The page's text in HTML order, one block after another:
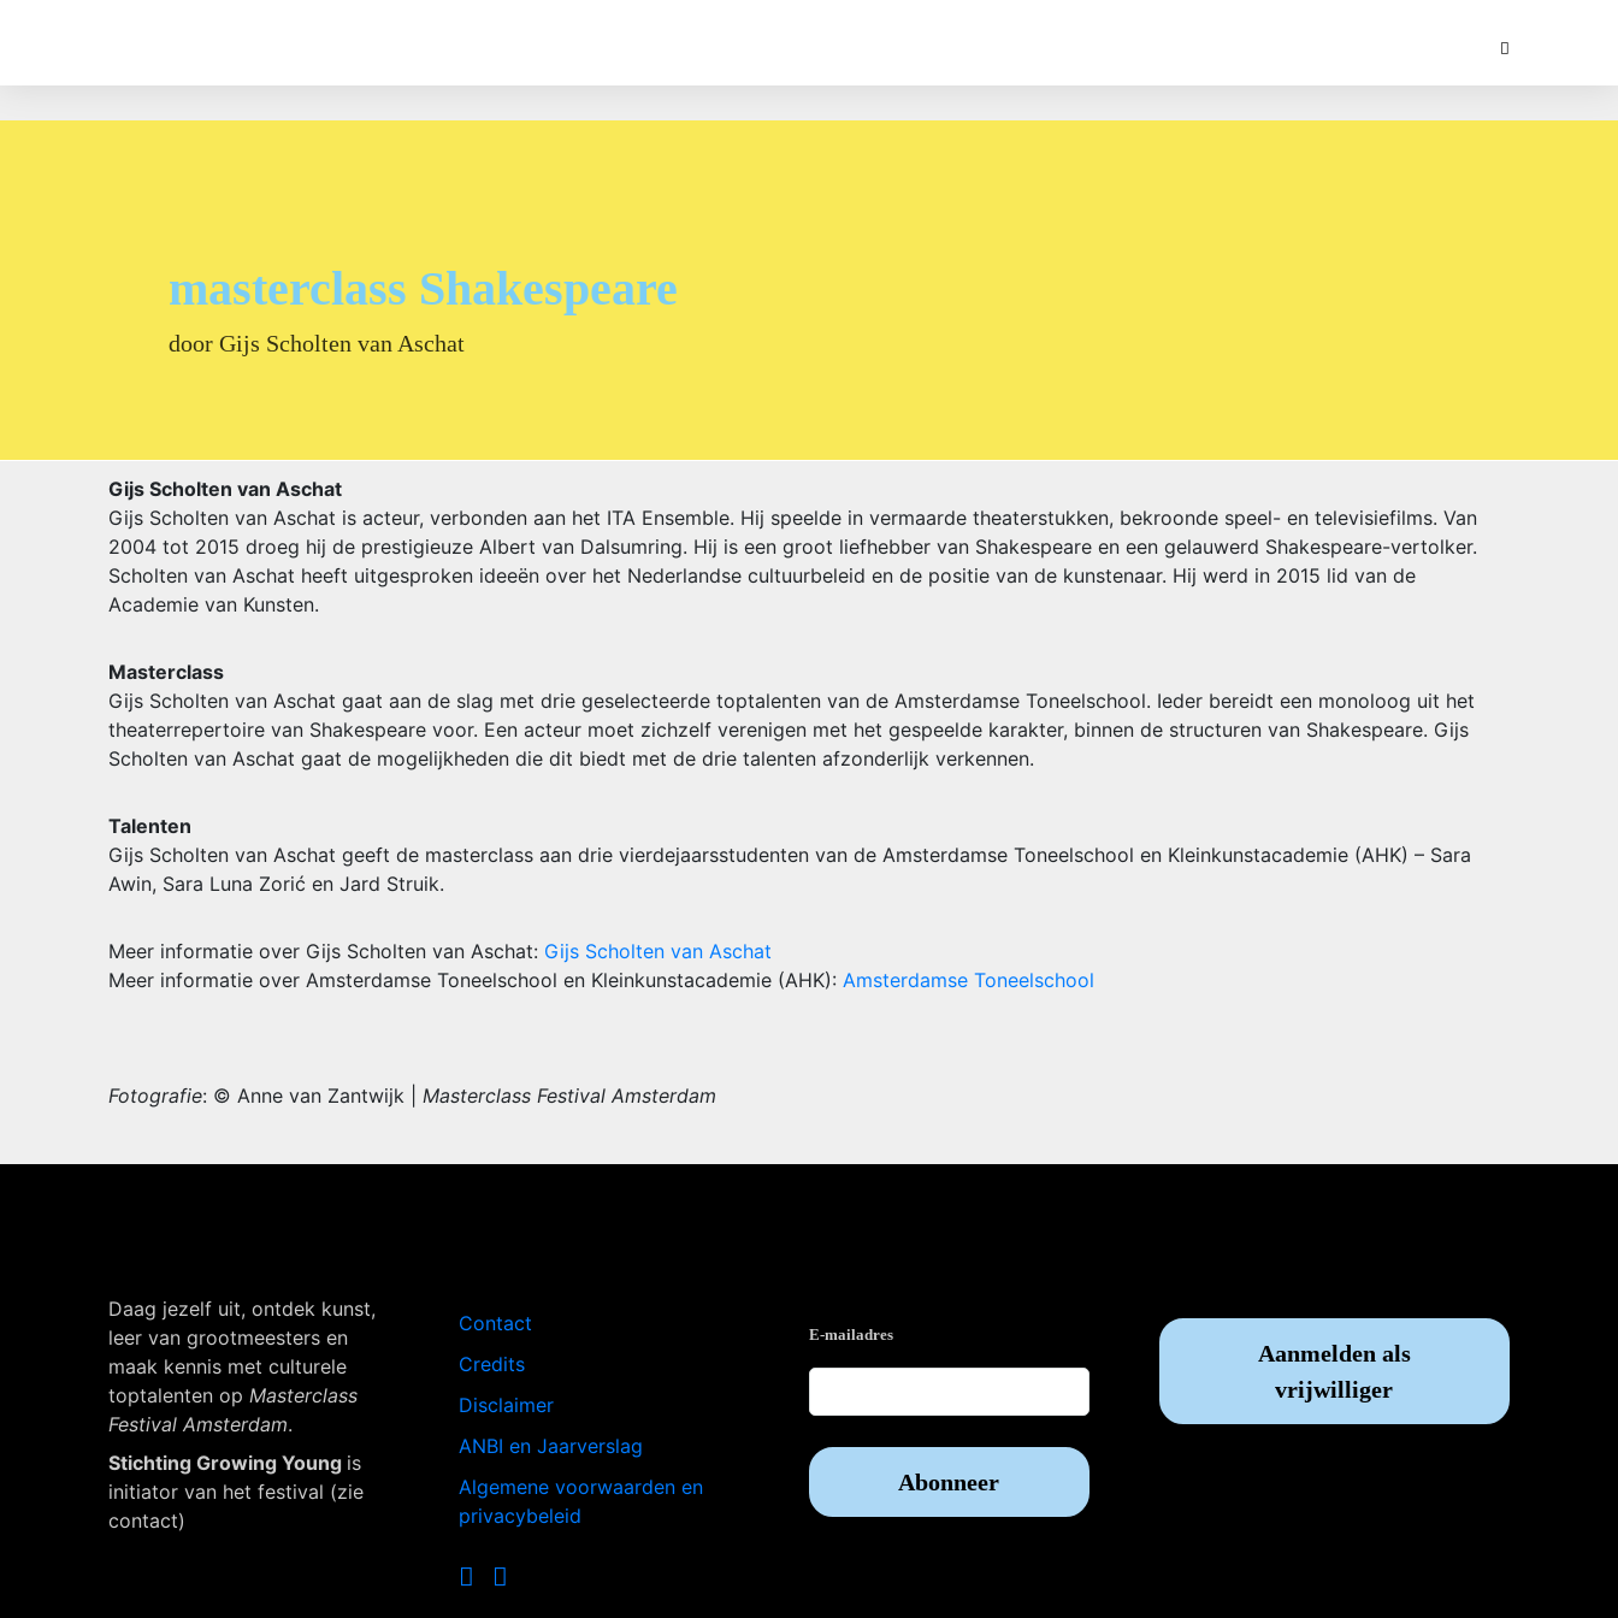
masterclass Shakespeare
door Gijs Scholten van Aschat
Gijs Scholten van Aschat
Gijs Scholten van Aschat is acteur, verbonden aan het ITA Ensemble. Hij speelde in vermaarde theaterstukken, bekroonde speel- en televisiefilms. Van
2004 tot 2015 droeg hij de prestigieuze Albert van Dalsumring. Hij is een groot liefhebber van Shakespeare en een gelauwerd Shakespeare-vertolker.
Scholten van Aschat heeft uitgesproken ideeën over het Nederlandse cultuurbeleid en de positie van de kunstenaar. Hij werd in 2015 lid van de
Academie van Kunsten.
Masterclass
Gijs Scholten van Aschat gaat aan de slag met drie geselecteerde toptalenten van de Amsterdamse Toneelschool. Ieder bereidt een monoloog uit het
theaterrepertoire van Shakespeare voor. Een acteur moet zichzelf verenigen met het gespeelde karakter, binnen de structuren van Shakespeare. Gijs
Scholten van Aschat gaat de mogelijkheden die dit biedt met de drie talenten afzonderlijk verkennen.
Talenten
Gijs Scholten van Aschat geeft de masterclass aan drie vierdejaarsstudenten van de Amsterdamse Toneelschool en Kleinkunstacademie (AHK) – Sara
Awin, Sara Luna Zorić en Jard Struik.
Meer informatie over Gijs Scholten van Aschat: Gijs Scholten van Aschat
Meer informatie over Amsterdamse Toneelschool en Kleinkunstacademie (AHK): Amsterdamse Toneelschool
Fotografie: © Anne van Zantwijk | Masterclass Festival Amsterdam
Daag jezelf uit, ontdek kunst,
leer van grootmeesters en
maak kennis met culturele
toptalenten op Masterclass
Festival Amsterdam.
Stichting Growing Young is
initiator van het festival (zie
contact)
Contact
Credits
Disclaimer
ANBI en Jaarverslag
Algemene voorwaarden en
privacybeleid
E-mailadres
Aanmelden als
vrijwilliger